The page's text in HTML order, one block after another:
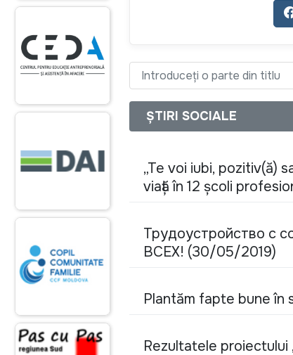
Introduceți o parte din titlu
ȘTIRI SOCIALE
„Te voi iubi, pozitiv(ă)
viață în 12 școli
Трудоустройство
ВСЕХ! (30/05/2019)
Plantăm fapte bune în
Rezultatele